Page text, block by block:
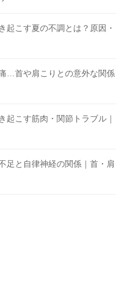
起こす夏の不調とは？原因・
…首や肩こりとの意外な関係
起こす筋肉・関節トラブル｜
足と自律神経の関係｜首・肩